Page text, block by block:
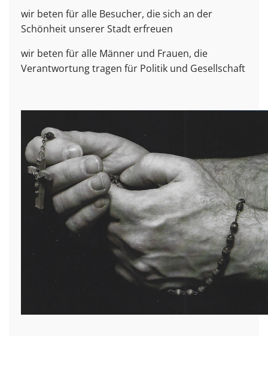
wir beten für alle Besucher, die sich an der
Schönheit unserer Stadt erfreuen
wir beten für alle Männer und Frauen, die
Verantwortung tragen für Politik und Gesellschaft